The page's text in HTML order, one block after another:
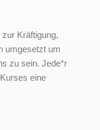
Kräftigung,
umgesetzt um
zu sein. Jede*r
eine